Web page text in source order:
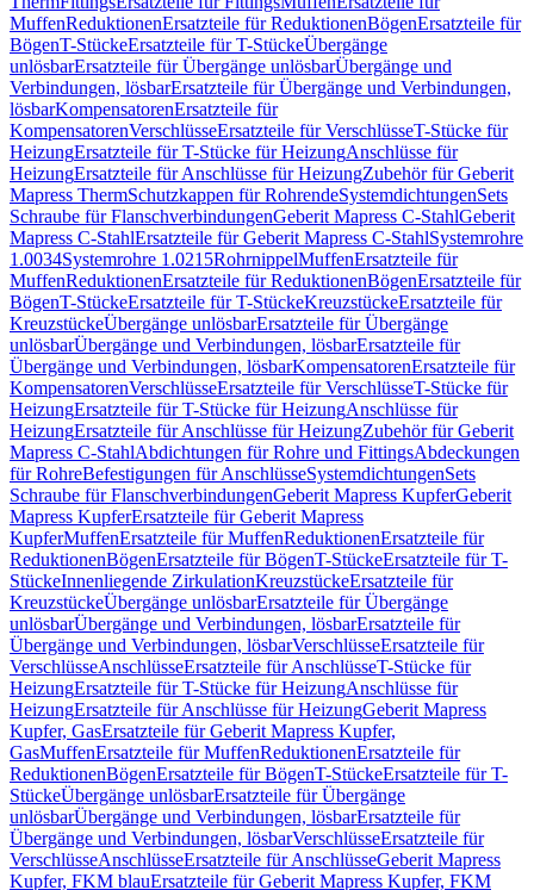
MuffenReduktionenErsatzteile für ReduktionenBögenErsatzteile für
BögenT-StückeErsatzteile für T-StückeÜbergänge
unlösbarErsatzteile für Übergänge unlösbarÜbergänge und
Verbindungen, lösbarErsatzteile für Übergänge und Verbindungen,
lösbarKompensatorenErsatzteile für
KompensatorenVerschlüsseErsatzteile für VerschlüsseT-Stücke für
HeizungErsatzteile für T-Stücke für HeizungAnschlüsse für
HeizungErsatzteile für Anschlüsse für HeizungZubehör für Geberit
Mapress ThermSchutzkappen für RohrendeSystemdichtungenSets
Schraube für FlanschverbindungenGeberit Mapress C-StahlGeberit
Mapress C-StahlErsatzteile für Geberit Mapress C-StahlSystemrohre
1.0034Systemrohre 1.0215RohrnippelMuffenErsatzteile für
MuffenReduktionenErsatzteile für ReduktionenBögenErsatzteile für
BögenT-StückeErsatzteile für T-StückeKreuzstückeErsatzteile für
KreuzstückeÜbergänge unlösbarErsatzteile für Übergänge
unlösbarÜbergänge und Verbindungen, lösbarErsatzteile für
Übergänge und Verbindungen, lösbarKompensatorenErsatzteile für
KompensatorenVerschlüsseErsatzteile für VerschlüsseT-Stücke für
HeizungErsatzteile für T-Stücke für HeizungAnschlüsse für
HeizungErsatzteile für Anschlüsse für HeizungZubehör für Geberit
Mapress C-StahlAbdichtungen für Rohre und FittingsAbdeckungen
für RohreBefestigungen für AnschlüsseSystemdichtungenSets
Schraube für FlanschverbindungenGeberit Mapress KupferGeberit
Mapress KupferErsatzteile für Geberit Mapress
KupferMuffenErsatzteile für MuffenReduktionenErsatzteile für
ReduktionenBögenErsatzteile für BögenT-StückeErsatzteile für T-
StückeInnenliegende ZirkulationKreuzstückeErsatzteile für
KreuzstückeÜbergänge unlösbarErsatzteile für Übergänge
unlösbarÜbergänge und Verbindungen, lösbarErsatzteile für
Übergänge und Verbindungen, lösbarVerschlüsseErsatzteile für
VerschlüsseAnschlüsseErsatzteile für AnschlüsseT-Stücke für
HeizungErsatzteile für T-Stücke für HeizungAnschlüsse für
HeizungErsatzteile für Anschlüsse für HeizungGeberit Mapress
Kupfer, GasErsatzteile für Geberit Mapress Kupfer,
GasMuffenErsatzteile für MuffenReduktionenErsatzteile für
ReduktionenBögenErsatzteile für BögenT-StückeErsatzteile für T-
StückeÜbergänge unlösbarErsatzteile für Übergänge
unlösbarÜbergänge und Verbindungen, lösbarErsatzteile für
Übergänge und Verbindungen, lösbarVerschlüsseErsatzteile für
VerschlüsseAnschlüsseErsatzteile für AnschlüsseGeberit Mapress
Kupfer, FKM blauErsatzteile für Geberit Mapress Kupfer, FKM